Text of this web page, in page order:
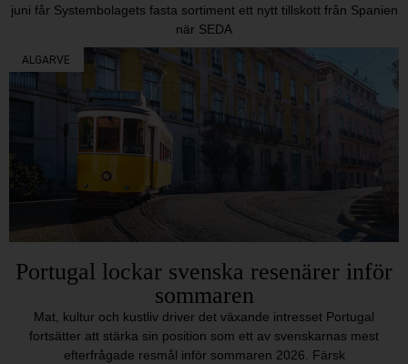
juni får Systembolagets fasta sortiment ett nytt tillskott från Spanien
när SEDA
ALGARVE
Portugal lockar svenska resenärer inför
sommaren
Mat, kultur och kustliv driver det växande intresset Portugal
fortsätter att stärka sin position som ett av svenskarnas mest
efterfrågade resmål inför sommaren 2026. Färsk